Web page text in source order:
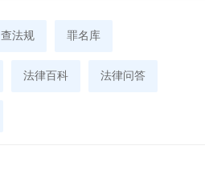
查法规 罪名库
法律百科 法律问答